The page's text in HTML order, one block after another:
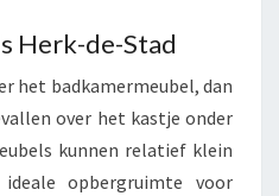
Herk-de-Stad
het badkamermeubel, dan
over het kastje onder
kunnen relatief klein
opbergruimte voor